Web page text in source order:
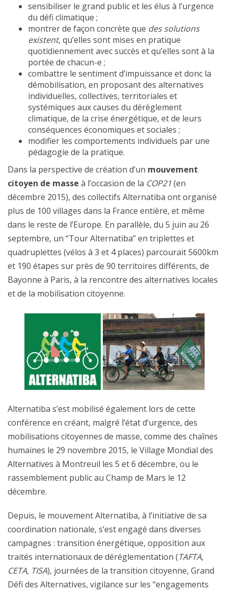
sensibiliser le grand public et les élus à l’urgence
du défi climatique ;
montrer de façon concrète que des solutions
existent, qu’elles sont mises en pratique
quotidiennement avec succès et qu’elles sont à la
portée de chacun-e ;
combattre le sentiment d’impuissance et donc la
démobilisation, en proposant des alternatives
individuelles, collectives, territoriales et
systémiques aux causes du dérèglement
climatique, de la crise énergétique, et de leurs
conséquences économiques et sociales ;
modifier les comportements individuels par une
pédagogie de la pratique.
Dans la perspective de création d’un mouvement
citoyen de masse à l’occasion de la COP21(en
décembre 2015), des collectifs Alternatiba ont organisé
plus de 100 villages dans la France entière, et même
dans le reste de l’Europe. En parallèle, du 5 juin au 26
septembre, un “Tour Alternatiba” en triplettes et
quadruplettes (vélos à 3 et 4 places) parcourait 5600km
et 190 étapes sur près de 90 territoires différents, de
Bayonne à Paris, à la rencontre des alternatives locales
et de la mobilisation citoyenne.
Alternatiba s’est mobilisé également lors de cette
conférence en créant, malgré l’état d’urgence, des
mobilisations citoyennes de masse, comme des chaînes
humaines le 29 novembre 2015, le Village Mondial des
Alternatives à Montreuil les 5 et 6 décembre, ou le
rassemblement public au Champ de Mars le 12
décembre.
Depuis, le mouvement Alternatiba, à l’initiative de sa
coordination nationale, s’est engagé dans diverses
campagnes : transition énergétique, opposition aux
traités internationaux de déréglementation (TAFTA,
CETA, TISA), journées de la transition citoyenne, Grand
Défi des Alternatives, vigilance sur les “engagements